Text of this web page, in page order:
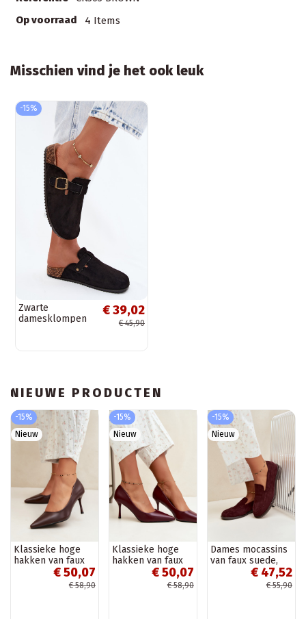
Op voorraad
4 Items
Misschien vind je het ook leuk
-15%
Zwarte
damesklompen
€ 39,02
€ 45,90
NIEUWE PRODUCTEN
-15%
Nieuw
Klassieke hoge
hakken van faux
leer, chocolade
€ 50,07
€ 58,90
-15%
Nieuw
Klassieke hoge
hakken van faux
leer, bordeaux
€ 50,07
€ 58,90
-15%
Nieuw
Dames mocassins
van faux suede,
bordeaux Laisie
€ 47,52
€ 55,90